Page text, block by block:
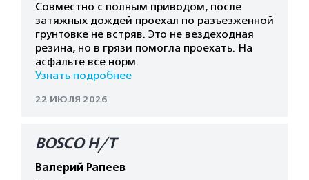
Совместно с полным приводом, после
затяжных дождей проехал по разъезженной
грунтовке не встряв. Это не вездеходная
резина, но в грязи помогла проехать. На
асфальте все норм.
Узнать подробнее
22 ИЮЛЯ 2026
BOSCO H/T
Валерий Рапеев